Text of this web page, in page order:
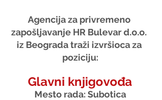
Agencija za privremeno
zapošljavanje HR Bulevar d.o.o.
iz Beograda traži izvršioca za
poziciju:
Glavni knjigovođa
Mesto rada: Subotica